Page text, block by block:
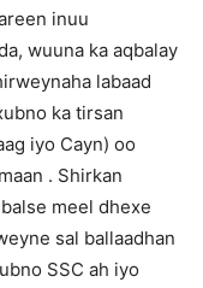
inuu
wuuna ka aqbalay
labaad
ka tirsan
iyo Cayn) oo
. Shirkan
meel dhexe
sal ballaadhan
SSC ah iyo